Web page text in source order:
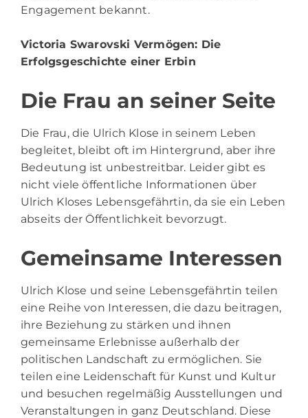
Engagement bekannt.
Victoria Swarovski Vermögen: Die
Erfolgsgeschichte einer Erbin
Die Frau an seiner Seite
Die Frau, die Ulrich Klose in seinem Leben
begleitet, bleibt oft im Hintergrund, aber ihre
Bedeutung ist unbestreitbar. Leider gibt es
nicht viele öffentliche Informationen über
Ulrich Kloses Lebensgefährtin, da sie ein Leben
abseits der Öffentlichkeit bevorzugt.
Gemeinsame Interessen
Ulrich Klose und seine Lebensgefährtin teilen
eine Reihe von Interessen, die dazu beitragen,
ihre Beziehung zu stärken und ihnen
gemeinsame Erlebnisse außerhalb der
politischen Landschaft zu ermöglichen. Sie
teilen eine Leidenschaft für Kunst und Kultur
und besuchen regelmäßig Ausstellungen und
Veranstaltungen in ganz Deutschland. Diese